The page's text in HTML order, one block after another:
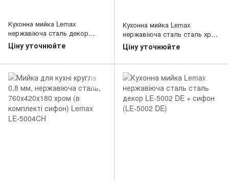
Кухонна мийка Lemax
нержавіюча сталь декор
сталь LE-5013 DE +сифон (LE-
5013 DE)
Ціну уточнюйте
Кухонна мийка Lemax
нержавіюча сталь сталь хром
LE-5014 CH + сифон (LE-5014
CH)
Ціну уточнюйте